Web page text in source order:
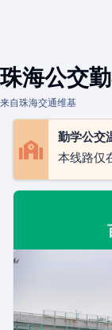
珠海公交
来自珠海交通维基
勤学公交
本线路仅